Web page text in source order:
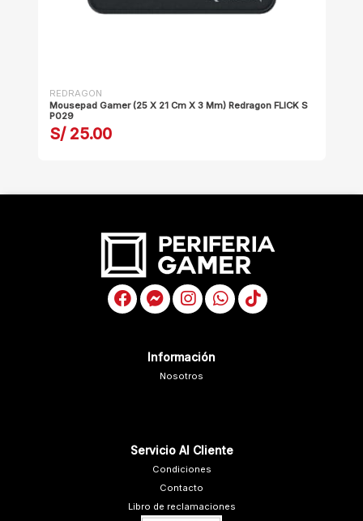
REDRAGON
Mousepad Gamer (25 X 21 Cm X 3 Mm) Redragon FLICK S
P029
S/ 25.00
Información
Nosotros
Servicio Al Cliente
Condiciones
Contacto
Libro de reclamaciones